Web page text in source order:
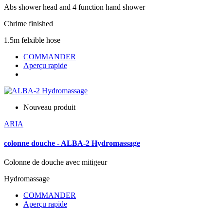
Abs shower head and 4 function hand shower
Chrime finished
1.5m felxible hose
COMMANDER
Aperçu rapide
Nouveau produit
ARIA
colonne douche - ALBA-2 Hydromassage
Colonne de douche avec mitigeur
Hydromassage
COMMANDER
Aperçu rapide